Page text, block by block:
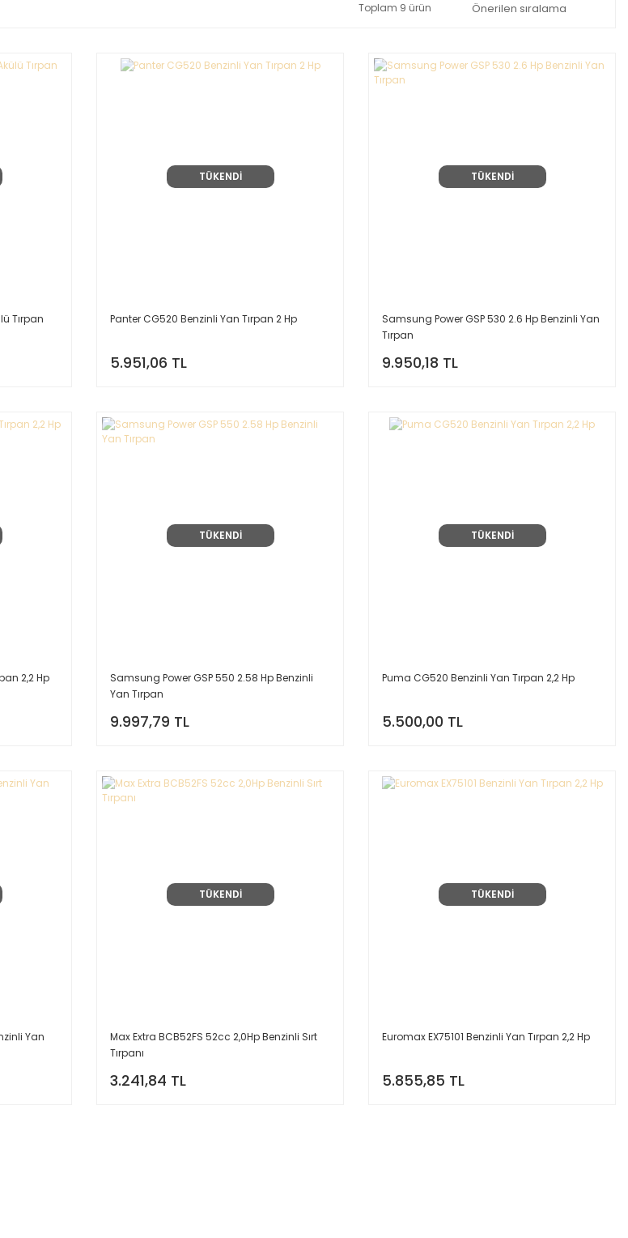
Toplam 9 ürün
Tırpan
TÜKENDİ
Panter CG520 Benzinli Yan Tırpan 2 Hp
5.951,06 TL
TÜKENDİ
Samsung Power GSP 530 2.6 Hp Benzinli Yan
Tırpan
9.950,18 TL
2,2 Hp
TÜKENDİ
Samsung Power GSP 550 2.58 Hp Benzinli
Yan Tırpan
9.997,79 TL
TÜKENDİ
Puma CG520 Benzinli Yan Tırpan 2,2 Hp
5.500,00 TL
Yan
TÜKENDİ
Max Extra BCB52FS 52cc 2,0Hp Benzinli Sırt
Tırpanı
3.241,84 TL
TÜKENDİ
Euromax EX75101 Benzinli Yan Tırpan 2,2 Hp
5.855,85 TL